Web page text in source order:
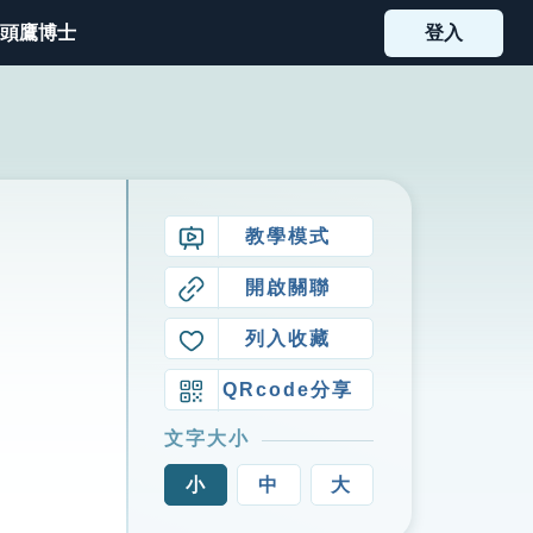
鷹博士 登入
教學模式
開啟關聯
列入收藏
QRcode分享
文字大小
小 中 大